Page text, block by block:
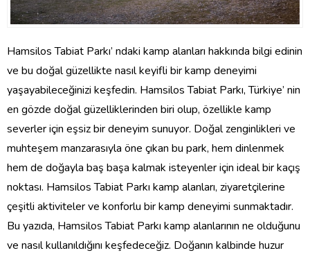
Hamsilos Tabiat Parkı’ ndaki kamp alanları hakkında bilgi edinin
ve bu doğal güzellikte nasıl keyifli bir kamp deneyimi
yaşayabileceğinizi keşfedin. Hamsilos Tabiat Parkı, Türkiye’ nin
en gözde doğal güzelliklerinden biri olup, özellikle kamp
severler için eşsiz bir deneyim sunuyor. Doğal zenginlikleri ve
muhteşem manzarasıyla öne çıkan bu park, hem dinlenmek
hem de doğayla baş başa kalmak isteyenler için ideal bir kaçış
noktası. Hamsilos Tabiat Parkı kamp alanları, ziyaretçilerine
çeşitli aktiviteler ve konforlu bir kamp deneyimi sunmaktadır.
Bu yazıda, Hamsilos Tabiat Parkı kamp alanlarının ne olduğunu
ve nasıl kullanıldığını keşfedeceğiz. Doğanın kalbinde huzur